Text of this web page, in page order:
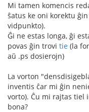
Mi tamen komencis
ŝatus ke oni korektu
vidpunkto).
Ĝi ne estas longa, ĝi
povas ĝin trovi tie (la
aŭ .ps dosierojn)
La vorton
inventis ĉar mi ĝin
vorto). Ĉu mi rajtas tiel
bona?